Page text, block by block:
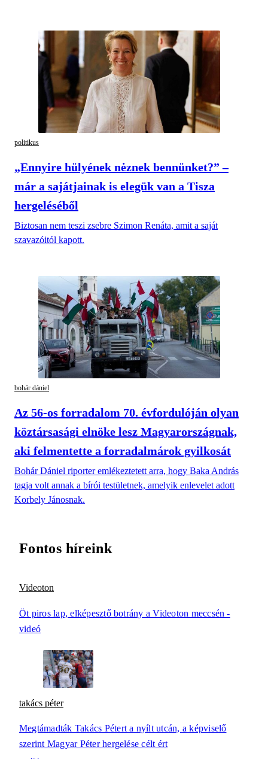
politikus
„Ennyire hülyének nėznek bennünket?” –
már a sajátjainak is elegük van a Tisza
hergeléséből
Biztosan nem teszi zsebre Szimon Renáta, amit a saját
szavazóitól kapott.
bohár dániel
Az 56-os forradalom 70. évfordulóján olyan
köztársasági elnöke lesz Magyarországnak,
aki felmentette a forradalmárok gyilkosát
Bohár Dániel riporter emlékeztetett arra, hogy Baka András
tagja volt annak a bírói testületnek, amelyik enlevelet adott
Korbely Jánosnak.
Fontos híreink
Videoton
Öt piros lap, elképesztő botrány a Videoton meccsén -
videó
takács péter
Megtámadták Takács Pétert a nyílt utcán, a képviselő
szerint Magyar Péter hergelése célt ért